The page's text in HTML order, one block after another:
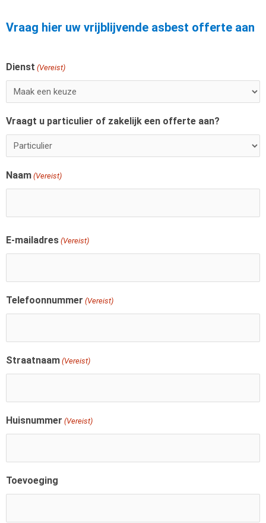
Vraag hier uw vrijblijvende asbest offerte aan
Dienst (Vereist)
Vraagt u particulier of zakelijk een offerte aan?
Naam (Vereist)
Voornaam
E-mailadres (Vereist)
Telefoonnummer (Vereist)
Straatnaam (Vereist)
Huisnummer (Vereist)
Toevoeging